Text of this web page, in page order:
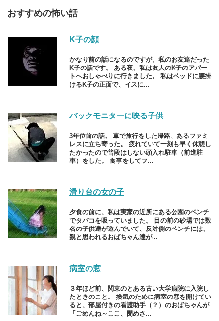
おすすめの怖い話
K子の顔
かなり前の話になるのですが、私のお友達だった
K子の話です。 ある夜、私は友人のK子のアパー
トへおしゃべりに行きました。 私はベッドに腰掛
けるK子の正面で、イスに...
バックモニターに映る子供
3年位前の話。 車で旅行をした帰路、あるファミ
レスに立ち寄った。 疲れていて一刻も早く休憩し
たかったので普段はしない頭入れ駐車（前進駐
車）をした。 食事をしてフ...
滑り台の女の子
夕食の前に、私は実家の近所にある公園のベンチ
でタバコを吸っていました。 目の前の砂場では数
名の子供達が遊んでいて、反対側のベンチには、
親と思われるおばちゃん達が...
病室の窓
３年ほど前、関東のとある古い大学病院に入院し
たときのこと。 換気のために病室の窓を開けてい
ると、部屋付きの看護助手（？）のおばちゃんが
「ごめんね～ここ、閉めさ...